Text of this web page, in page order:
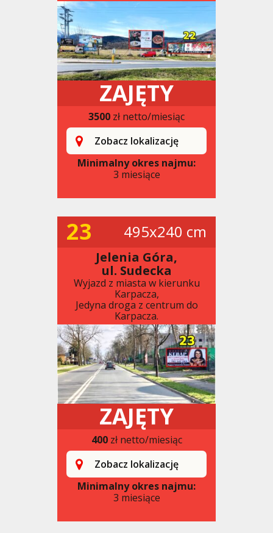
ZAJĘTY
3500 zł netto/miesiąc
Zobacz lokalizację
Minimalny okres najmu:
3 miesiące
23 495x240 cm
Jelenia Góra,
ul. Sudecka
Wyjazd z miasta w kierunku
Karpacza,
Jedyna droga z centrum do
Karpacza.
ZAJĘTY
400zł netto/miesiąc
Zobacz lokalizację
Minimalny okres najmu:
3 miesiące